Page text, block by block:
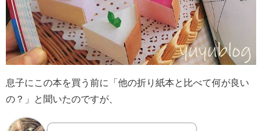
息子にこの本を買う前に「他の折り紙本と比べて何が良い
の？」と聞いたのですが、